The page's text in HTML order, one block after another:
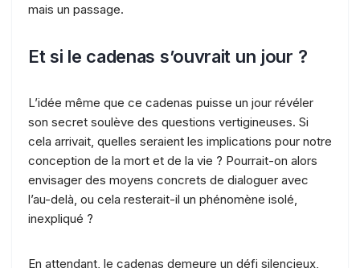
mais un passage.
Et si le cadenas s’ouvrait un jour ?
L’idée même que ce cadenas puisse un jour révéler
son secret soulève des questions vertigineuses. Si
cela arrivait, quelles seraient les implications pour notre
conception de la mort et de la vie ? Pourrait-on alors
envisager des moyens concrets de dialoguer avec
l’au-delà, ou cela resterait-il un phénomène isolé,
inexpliqué ?
En attendant, le cadenas demeure un défi silencieux,